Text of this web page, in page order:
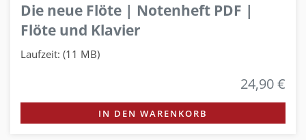
Die neue Flöte | Notenheft PDF |
Flöte und Klavier
Laufzeit: (11 MB)
24,90 €
IN DEN WARENKORB